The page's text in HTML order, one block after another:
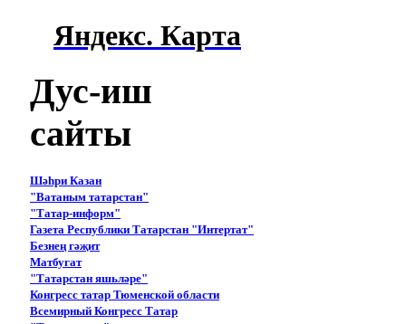
Яндекс. Карта
Дус-иш
сайты
Шәһри Казан
"Ватаным татарстан"
"Татар-информ"
Газета Республики Татарстан "Интертат"
Безнең гәҗит
Матбугат
"Татарстан яшьләре"
Конгресс татар Тюменской области
Всемирный Конгресс Татар